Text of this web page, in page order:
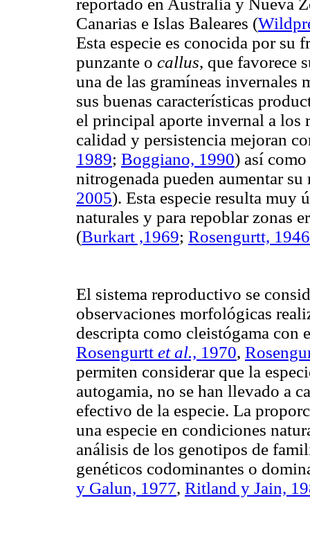
reportado en Australia y Nueva
Canarias e Islas Baleares (
Esta especie es conocida por
punzante o callus, que favorece
una de las gramíneas invernales
sus buenas características
el principal aporte invernal a los
calidad y persistencia mejoran
1989; Boggiano, 1990) así
nitrogenada pueden aumentar
2005). Esta especie resulta muy
naturales y para repoblar zonas
(Burkart ,1969; Rosengurtt, 1946
El sistema reproductivo se
observaciones morfológicas
descripta como cleistógama con
Rosengurtt et al., 1970,
permiten considerar que la
autogamia, no se han llevado a
efectivo de la especie. La
una especie en condiciones
análisis de los genotipos de
genéticos codominantes o
y Galun, 1977, Ritland y Jain,